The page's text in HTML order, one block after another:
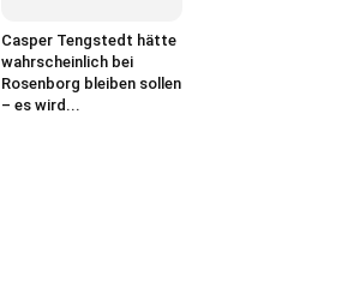
Casper Tengstedt hätte
wahrscheinlich bei
Rosenborg bleiben sollen
– es wird...